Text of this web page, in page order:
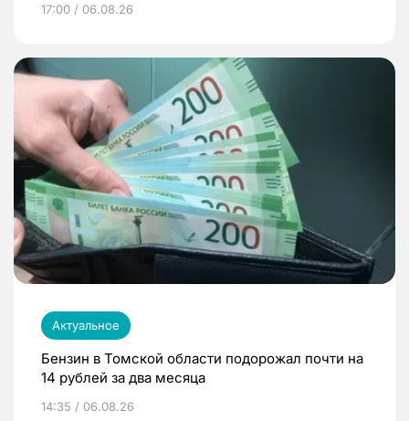
17:00 / 06.08.26
Актуальное
Бензин в Томской области подорожал почти на
14 рублей за два месяца
14:35 / 06.08.26